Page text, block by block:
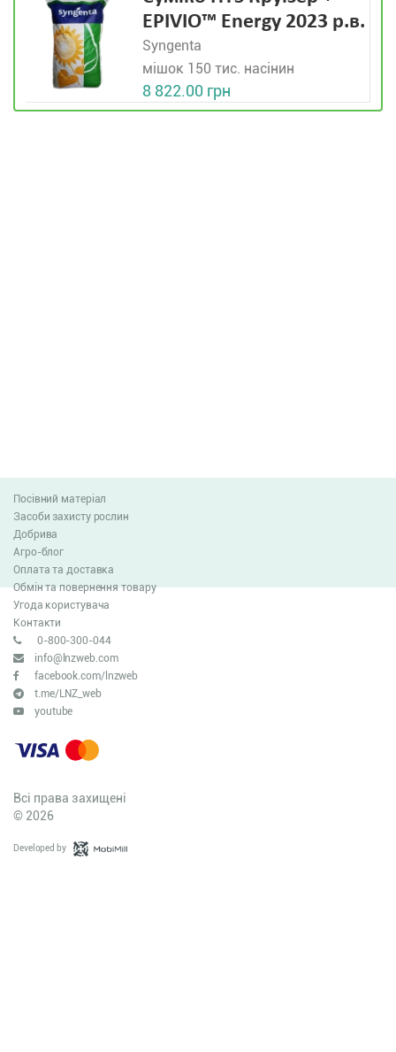
EPIVIO™ Energy 2023 р.в.
Syngenta
мішок 150 тис. насінин
8 822.00 грн
Посівний матеріал
Засоби захисту рослин
Добрива
Агро-блог
Оплата та доставка
Обмін та повернення товару
Угода користувача
Контакти
0-800-300-044
info@lnzweb.com
facebook.com/lnzweb
t.me/LNZ_web
youtube
Всі права захищені
© 2026
Developed by